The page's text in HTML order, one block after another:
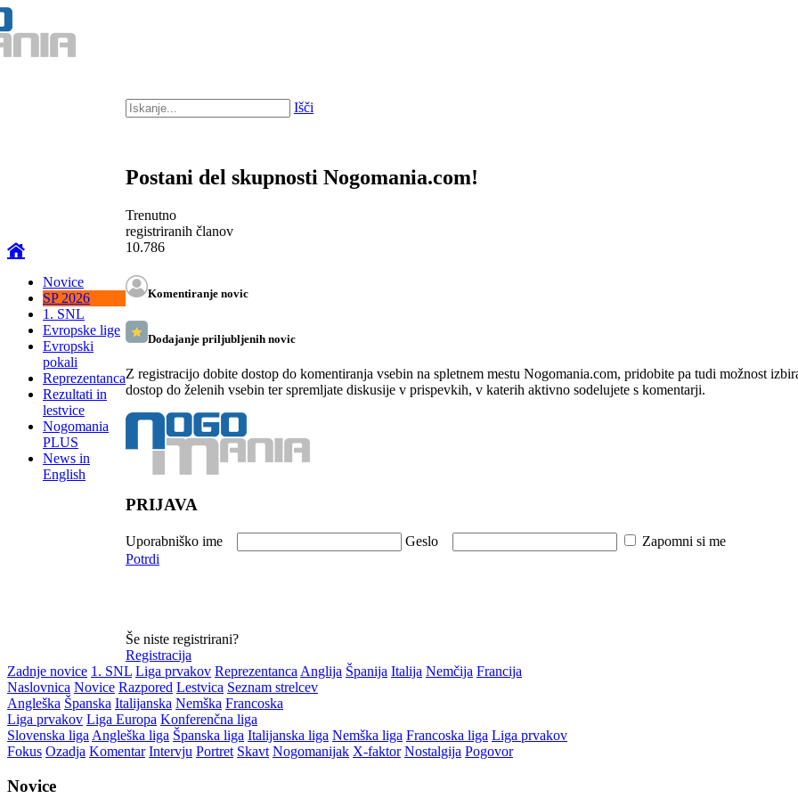
Novice
SP 2026
1. SNL
Evropske lige
Evropski
pokali
Reprezentanca
Rezultati in
lestvice
Nogomania
PLUS
News in
English
Išči
Postani del skupnosti Nogomania.com!
Trenutno
registriranih članov
10.786
Komentiranje novic
Dodajanje priljubljenih novic
Z registracijo dobite dostop do komentiranja vsebin na spletnem mestu Nogomania.com, pridobite pa tudi možnost
dostop do želenih vsebin ter spremljate diskusije v prispevkih, v katerih aktivno sodelujete s komentarji.
PRIJAVA
Uporabniško ime Geslo Zapomni si me
Potrdi
Še niste registrirani?
Registracija
Zadnje novice 1. SNL Liga prvakov Reprezentanca Anglija Španija Italija Nemčija Francija
Naslovnica Novice Razpored Lestvica Seznam strelcev
Angleška Španska Italijanska Nemška Francoska
Liga prvakov Liga Europa Konferenčna liga
Slovenska liga Angleška liga Španska liga Italijanska liga Nemška liga Francoska liga Liga prvakov
Fokus Ozadja Komentar Intervju Portret Skavt Nogomanijak X-faktor Nostalgija Pogovor
Novice